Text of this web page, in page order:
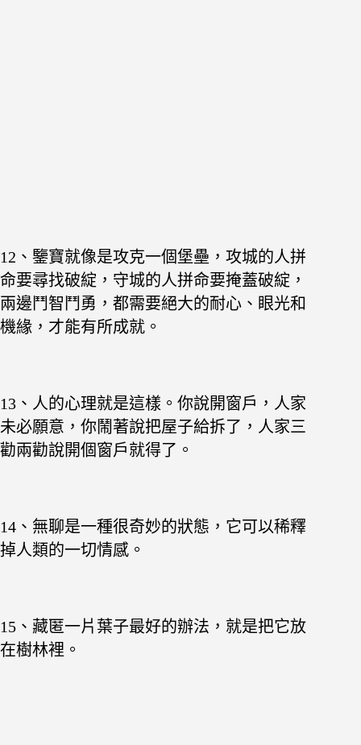
12、鑒寶就像是攻克一個堡壘，攻城的人拼
命要尋找破綻，守城的人拼命要掩蓋破綻，
兩邊鬥智鬥勇，都需要絕大的耐心、眼光和
機緣，才能有所成就。
13、人的心理就是這樣。你說開窗戶，人家
未必願意，你鬧著說把屋子給拆了，人家三
勸兩勸說開個窗戶就得了。
14、無聊是一種很奇妙的狀態，它可以稀釋
掉人類的一切情感。
15、藏匿一片葉子最好的辦法，就是把它放
在樹林裡。